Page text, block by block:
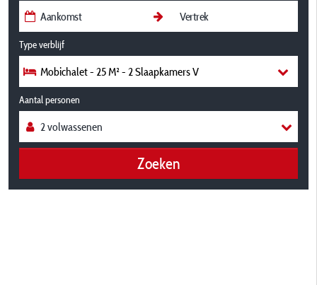
Type verblijf
Mobichalet - 25 M² - 2 Slaapkamers V
Aantal personen
Zoeken